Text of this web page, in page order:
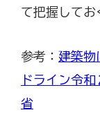
て把握してお
参考： 建築物
ドライン令
省